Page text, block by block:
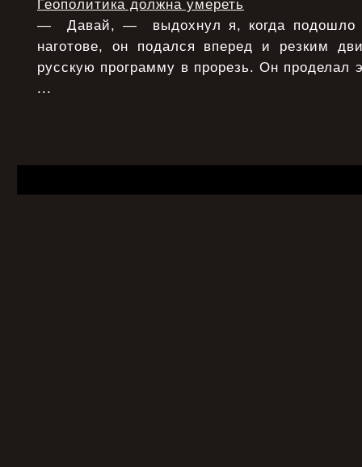
Геополитика должна умереть
— Давай, — выдохнул я, когда подошло
наготове, он подался вперед и резким
русскую программу в прорезь. Он проделал
...